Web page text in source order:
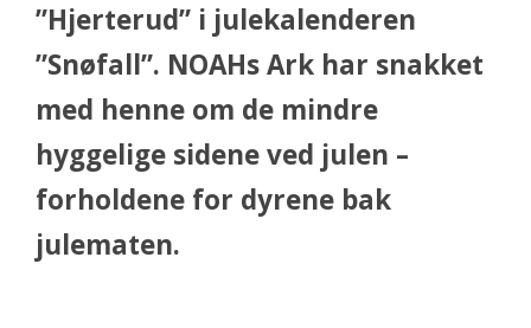
”Hjerterud” i julekalenderen
”Snøfall”. NOAHs Ark har snakket
med henne om de mindre
hyggelige sidene ved julen –
forholdene for dyrene bak
julematen.